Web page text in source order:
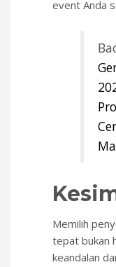
event Anda
Memilih
tepat bukan
keandalan